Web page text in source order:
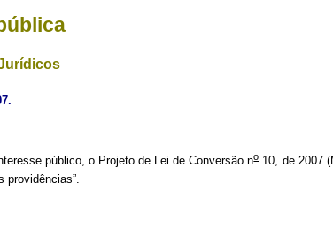
público, o Projeto de Lei de Conversão no10, de 2007
providências”.